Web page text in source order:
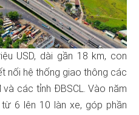
USD, dài gần 18 km, con
nối hệ thống giao thông các
và các tỉnh ĐBSCL. Vào năm
6 lên 10 làn xe, góp phần